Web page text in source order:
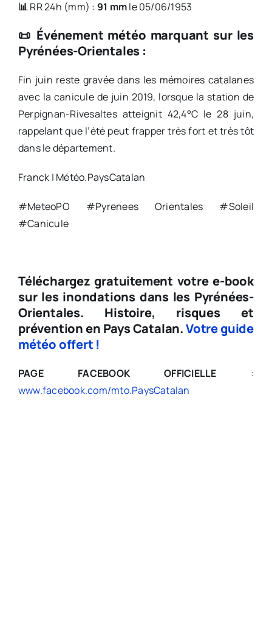
📊RR 24h (mm) : 91 mmle 05/06/1953
📜 Événement météo marquant sur les
Pyrénées-Orientales :
Fin juin reste gravée dans les mémoires catalanes
avec la canicule de juin 2019, lorsque la station de
Perpignan-Rivesaltes atteignit 42,4°C le 28 juin,
rappelant que l’été peut frapper très fort et très tôt
dans le département.
Franck | Météo.PaysCatalan
#MeteoPO #Pyrenees Orientales #Soleil
#Canicule
Téléchargez gratuitement votre e-book
sur les inondations dans les Pyrénées-
Orientales. Histoire, risques et
prévention en Pays Catalan.Votre guide
météo offert !
PAGE FACEBOOK OFFICIELLE :
www.facebook.com/mto.PaysCatalan